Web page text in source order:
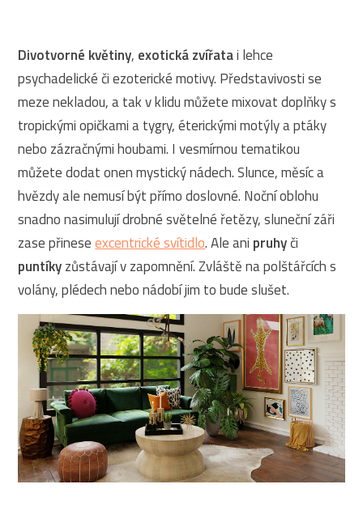
Divotvorné květiny, exotická zvířatai lehce
psychadelické či ezoterické motivy. Představivosti se
meze nekladou, a tak v klidu můžete mixovat doplňky s
tropickými opičkami a tygry, éterickými motýly a ptáky
nebo zázračnými houbami. I vesmírnou tematikou
můžete dodat onen mystický nádech. Slunce, měsíc a
hvězdy ale nemusí být přímo doslovné. Noční oblohu
snadno nasimulují drobné světelné řetězy, sluneční záři
zase přineseexcentrické svítidlo. Ale ani pruhyči
puntíkyzůstávají v zapomnění. Zvláště na polštářcích s
volány, plédech nebo nádobí jim to bude slušet.